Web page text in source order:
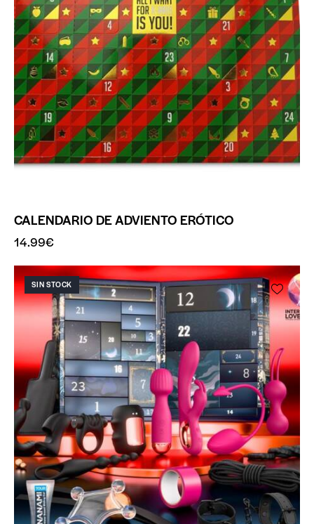
CALENDARIO DE ADVIENTO ERÓTICO
14.99€
SIN STOCK